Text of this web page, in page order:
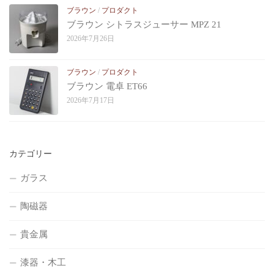
ブラウン / プロダクト
ブラウン シトラスジューサー MPZ 21
2026年7月26日
ブラウン / プロダクト
ブラウン 電卓 ET66
2026年7月17日
カテゴリー
ガラス
陶磁器
貴金属
漆器・木工